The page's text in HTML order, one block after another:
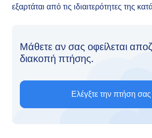
εξαρτάται από τις ιδιαιτερότητες της
Μάθετε αν σας οφείλεται
διακοπή πτήσης.
Ελέγξτε την πτήση σας